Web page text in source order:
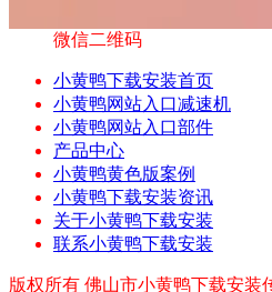
微信二维码
小黄鸭下载安装首页
小黄鸭网站入口减速机
小黄鸭网站入口部件
产品中心
小黄鸭黄色版案例
小黄鸭下载安装资讯
关于小黄鸭下载安装
联系小黄鸭下载安装
版权所有 佛山市小黄鸭下载安装